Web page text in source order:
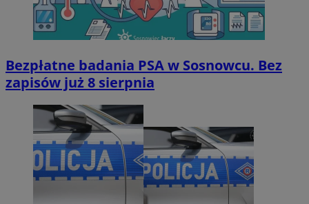
Bezpłatne badania PSA w Sosnowcu. Bez
zapisów już 8 sierpnia